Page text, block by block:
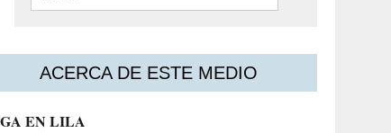
ACERCA DE ESTE MEDIO
EN LILA